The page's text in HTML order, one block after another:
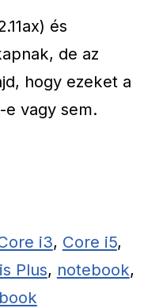
és
de az
hogy ezeket a
e vagy sem.
i3, Core i5,
Plus, notebook,